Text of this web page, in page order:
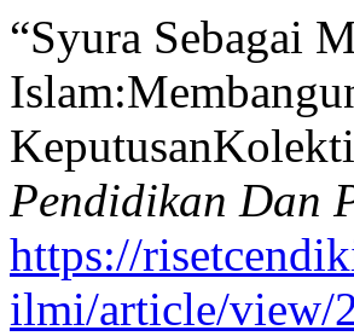
“Syura Sebagai
Pendidikan Dan
https://
ilmi/article/view/